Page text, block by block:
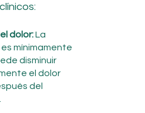
dolor:La
mínimamente
disminuir
el dolor
del